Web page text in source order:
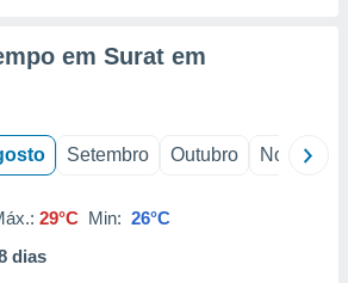
em Surat em
Setembro Outubro Novembro
29°C Min: 26°C
dias